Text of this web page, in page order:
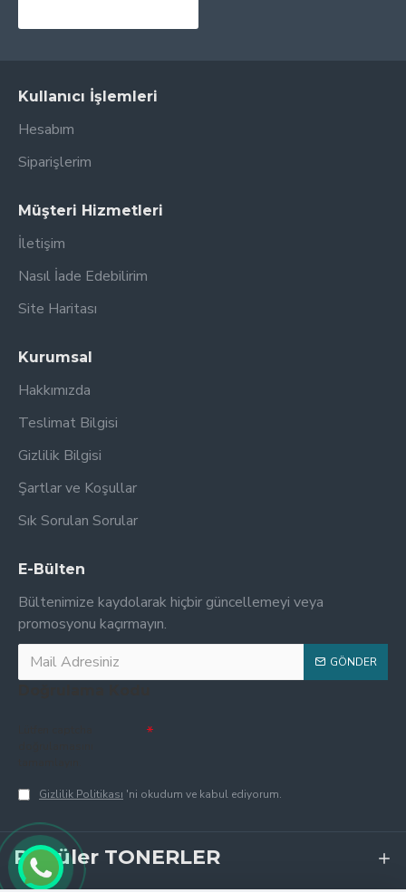
Kullanıcı İşlemleri
Hesabım
Siparişlerim
Müşteri Hizmetleri
İletişim
Nasıl İade Edebilirim
Site Haritası
Kurumsal
Hakkımızda
Teslimat Bilgisi
Gizlilik Bilgisi
Şartlar ve Koşullar
Sık Sorulan Sorular
E-Bülten
Bültenimize kaydolarak hiçbir güncellemeyi veya
promosyonu kaçırmayın.
GÖNDER
Gizlilik Politikası 'ni okudum ve kabul ediyorum.
Popüler TONERLER